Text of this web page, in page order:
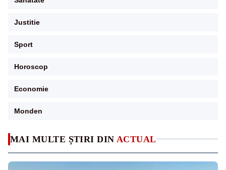
MAI MULTE ȘTIRI DIN ACTUAL
Justitie
Sport
Horoscop
Economie
Monden